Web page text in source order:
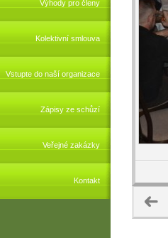
Výhody pro členy
Kolektivní smlouva
Vstupte do naší organizace
Zápisy ze schůzí
Veřejné zakázky
Kontakt